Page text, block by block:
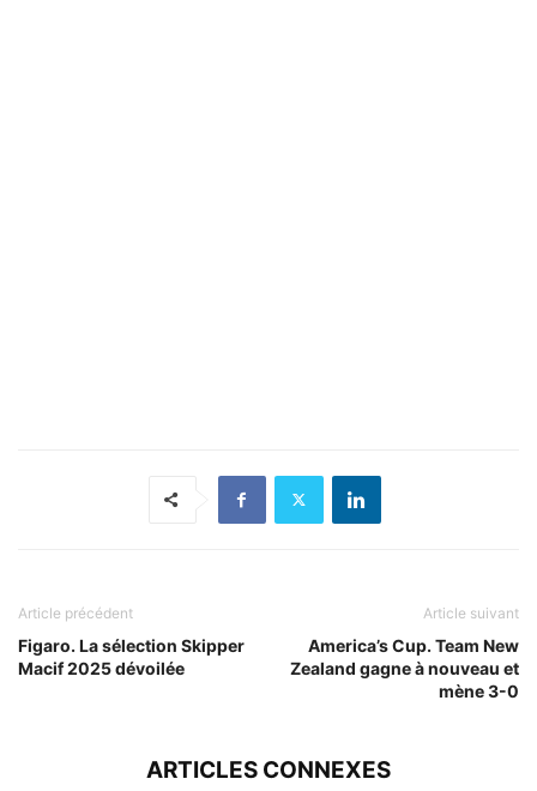
Article précédent
Figaro. La sélection Skipper
Macif 2025 dévoilée
Article suivant
America’s Cup. Team New
Zealand gagne à nouveau et
mène 3-0
ARTICLES CONNEXES